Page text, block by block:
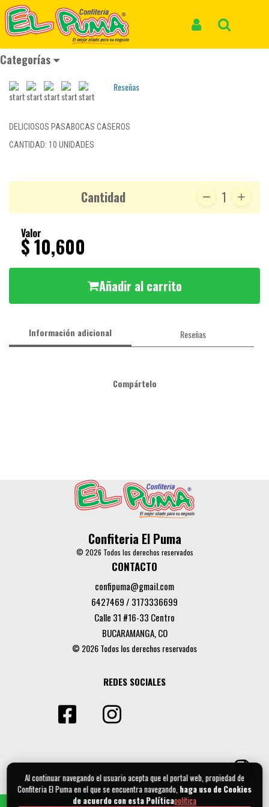
Categorías
Inicio Productos PASABOCA CASERO PLATANO SALADO MEDIANO*10und
PASABOCA CASERO PLATANO SALADO
MEDIANO*10und
REF: PASABOCA 263
Reseñas
DELICIOSOS PASABOCAS CASEROS
CANTIDAD: 10 UNIDADES
Cantidad 1
Valor
$ 10,600
Añadir al carrito
Información adicional Reseñas
Compártelo
Confiteria El Puma
© 2026 Todos los derechos reservados
CONTACTO
confipuma@gmail.com
6427469 / 3173336699
Calle 31 #16-33 Centro
BUCARAMANGA, CO
© 2026 Todos los derechos reservados
REDES SOCIALES
Al continuar navegando el usuario acepta que el portal web, propiedad de
Confiteria El Puma en el que se encuentra navegando, haga uso de Cookies
de acuerdo con esta Políticapolítica